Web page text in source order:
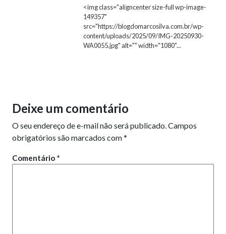
<img class="aligncenter size-full wp-image-
149357"
src="https://blogdomarcosilva.com.br/wp-
content/uploads/2025/09/IMG-20250930-
WA0055.jpg" alt="" width="1080"...
Deixe um comentário
O seu endereço de e-mail não será publicado.Campos
obrigatórios são marcados com*
Comentário *